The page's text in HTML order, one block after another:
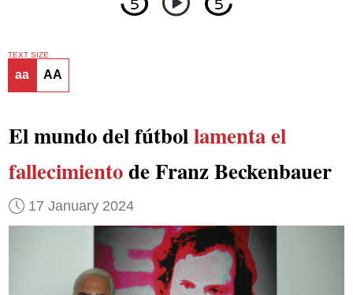
TEXT SIZE
aa AA
El mundo del fútbollamenta el
fallecimientode Franz Beckenbauer
17 January 2024